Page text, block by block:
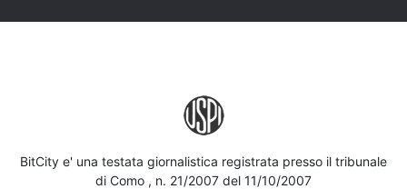
BitCity e' una testata giornalistica registrata presso il tribunale
di Como , n. 21/2007 del 11/10/2007